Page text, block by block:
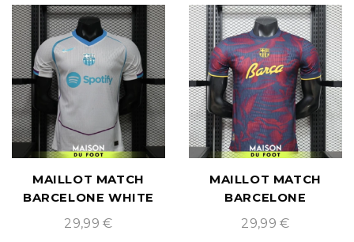
MAILLOT MATCH
BARCELONE WHITE
NEON 2026/2027
29,99€
MAILLOT MATCH
BARCELONE
CELEBRATION
2026/2027
29,99€